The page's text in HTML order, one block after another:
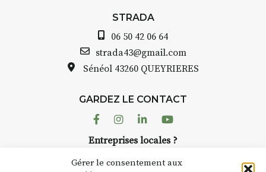
Gérer le consentement aux
avez ouvert une galerie à
Auzon…
Bernard TURLE Le Fumoir n’est
pas une galerie permanente.
AuzonToujours organise
dans le village. Des artistes et
caves, les granges d’Auzon. Le
Fumoir est l’un de ces espaces
STRADA
06 50 42 06 64
strada43@gmail.com
Sénéol 43260 QUEYRIERES
GARDEZ LE CONTACT
FacebookInstagram
LinkedinYoutube
Entreprises locales ?